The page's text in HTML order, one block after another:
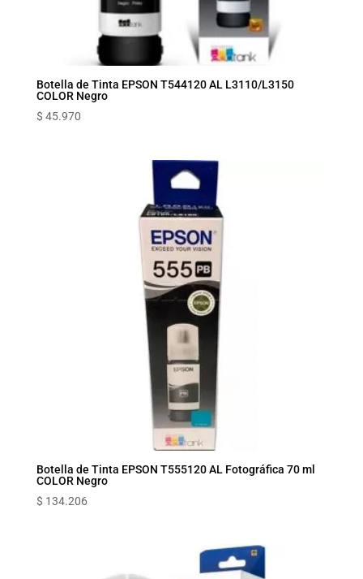
Botella de Tinta EPSON T544120 AL L3110/L3150
COLOR Negro
$ 45.970
Botella de Tinta EPSON T555120 AL Fotográfica 70 ml
COLOR Negro
$ 134.206